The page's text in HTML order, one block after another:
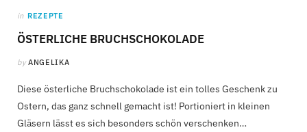
in REZEPTE
ÖSTERLICHE BRUCHSCHOKOLADE
by ANGELIKA
Diese österliche Bruchschokolade ist ein tolles Geschenk zu
Ostern, das ganz schnell gemacht ist! Portioniert in kleinen
Gläsern lässt es sich besonders schön verschenken…